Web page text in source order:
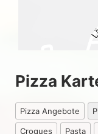
Pizza
Pizza Angebote
Croques Pasta